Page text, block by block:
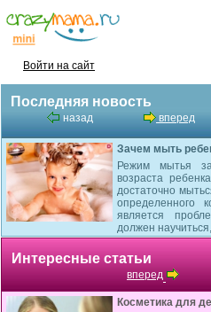
Войти на сайт
Последняя новость
назад вперед
Зачем мыть
Режим мытья
возраста
достаточно
определенного
является
должен
Интересные статьи
вперед
Косметика для